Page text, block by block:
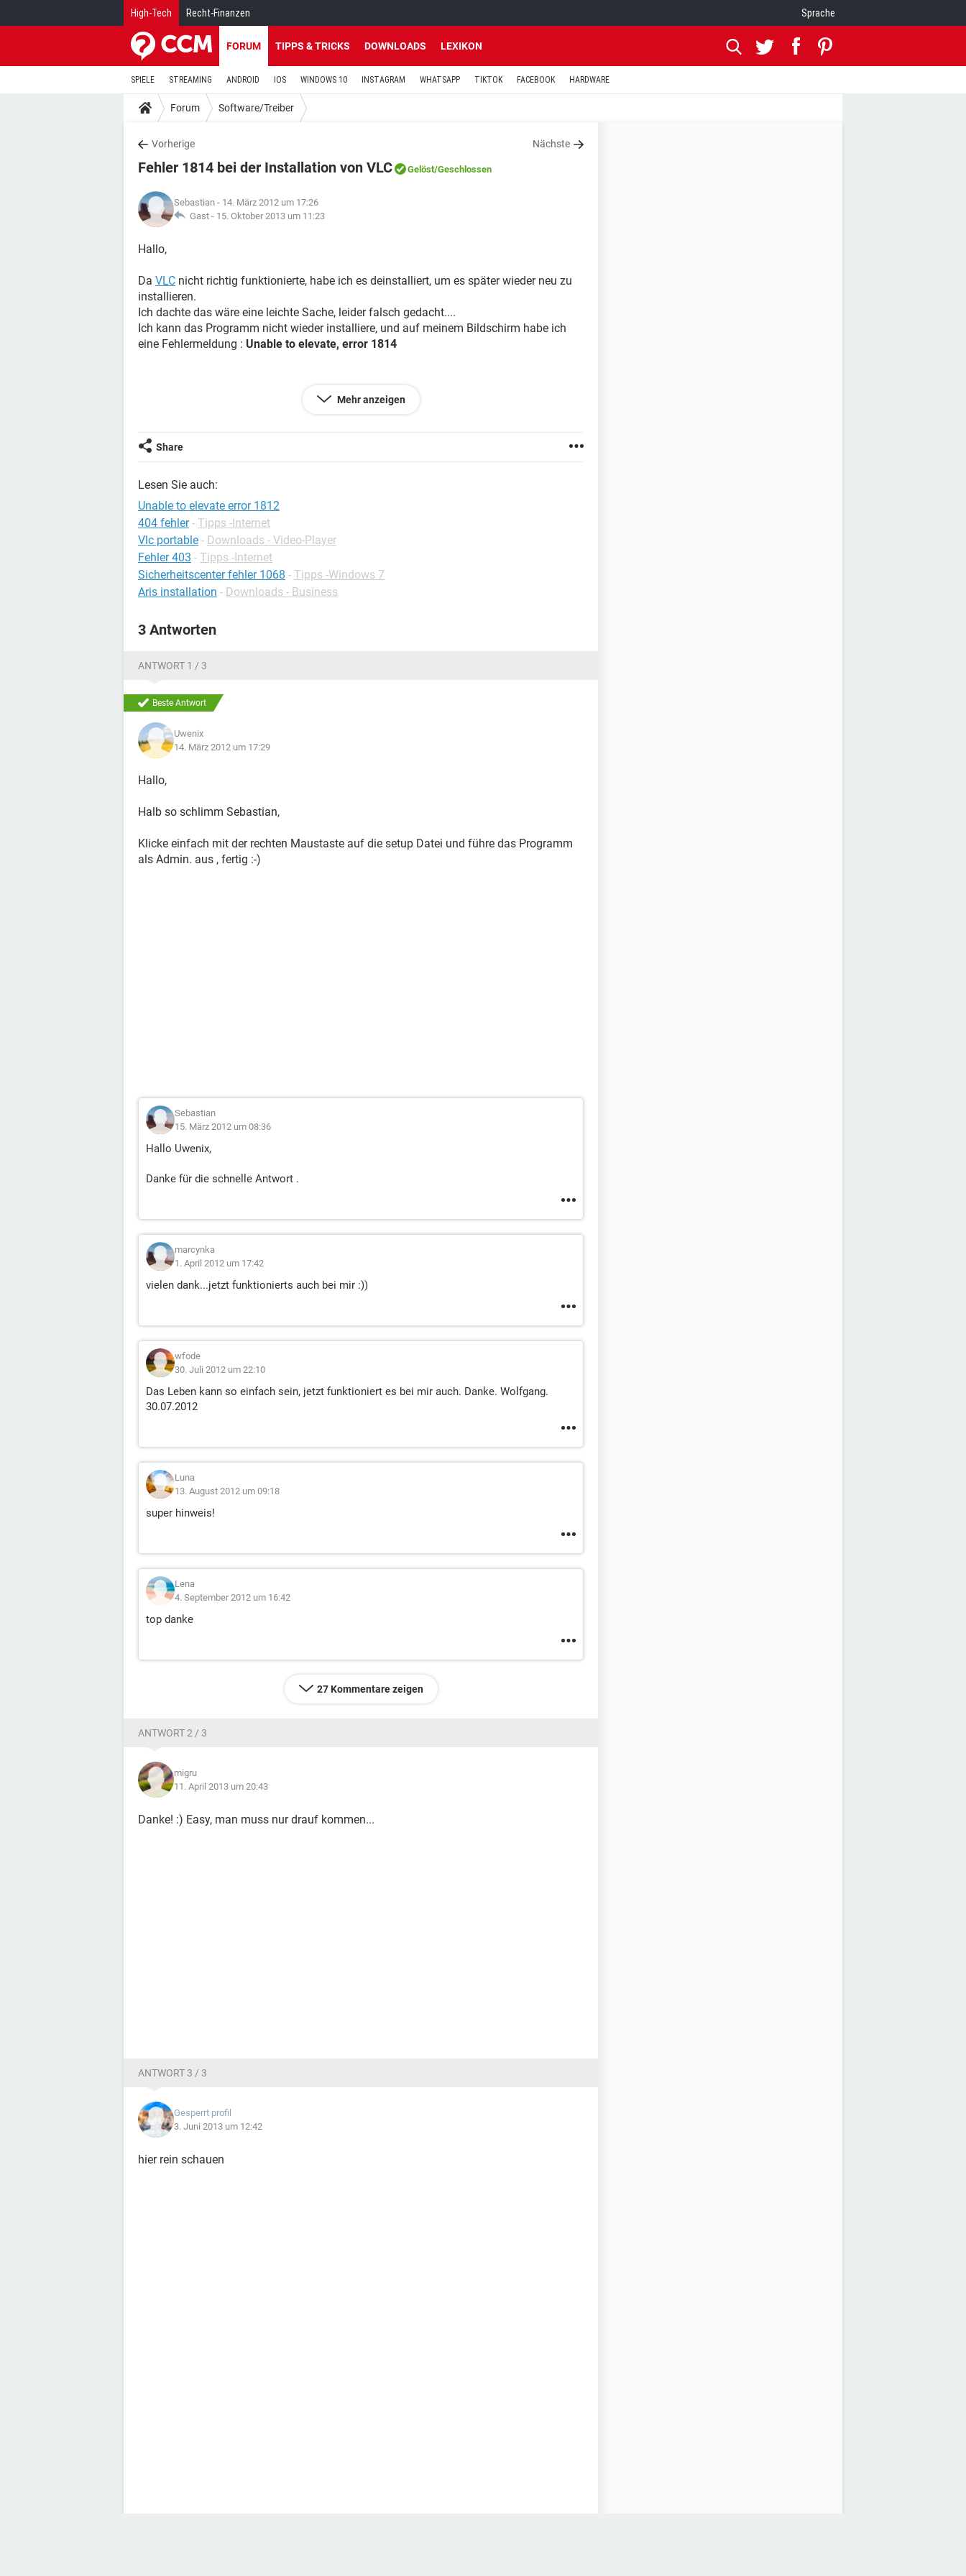
High-Tech Recht-Finanzen Sprache
FORUM TIPPS & TRICKS DOWNLOADS LEXIKON
SPIELE STREAMING ANDROID IOS WINDOWS 10 INSTAGRAM WHATSAPP TIKTOK FACEBOOK HARDWARE
Forum Software/Treiber
Vorherige Nächste
Fehler 1814 bei der Installation von VLC Gelöst/Geschlossen
Sebastian - 14. März 2012 um 17:26
Gast - 15. Oktober 2013 um 11:23
Hallo,
Da VLC nicht richtig funktionierte, habe ich es deinstalliert, um es später wieder neu zu
installieren.
Ich dachte das wäre eine leichte Sache, leider falsch gedacht....
Ich kann das Programm nicht wieder installiere, und auf meinem Bildschirm habe ich
eine Fehlermeldung : Unable to elevate, error 1814
Bin unter Windows 7, IE 9.0.
Mehr anzeigen
Share
Lesen Sie auch:
Unable to elevate error 1812
404 fehler - Tipps -Internet
Vlc portable - Downloads - Video-Player
Fehler 403 - Tipps -Internet
Sicherheitscenter fehler 1068 - Tipps -Windows 7
Aris installation - Downloads - Business
3 Antworten
ANTWORT 1 / 3
Beste Antwort
Uwenix
14. März 2012 um 17:29
Hallo,
Halb so schlimm Sebastian,
Klicke einfach mit der rechten Maustaste auf die setup Datei und führe das Programm
als Admin. aus , fertig :-)
Sebastian
15. März 2012 um 08:36
Hallo Uwenix,
Danke für die schnelle Antwort .
marcynka
1. April 2012 um 17:42
vielen dank...jetzt funktionierts auch bei mir :))
wfode
30. Juli 2012 um 22:10
Das Leben kann so einfach sein, jetzt funktioniert es bei mir auch. Danke. Wolfgang.
30.07.2012
Luna
13. August 2012 um 09:18
super hinweis!
Lena
4. September 2012 um 16:42
top danke
27 Kommentare zeigen
ANTWORT 2 / 3
migru
11. April 2013 um 20:43
Danke! :) Easy, man muss nur drauf kommen...
ANTWORT 3 / 3
Gesperrt profil
3. Juni 2013 um 12:42
hier rein schauen